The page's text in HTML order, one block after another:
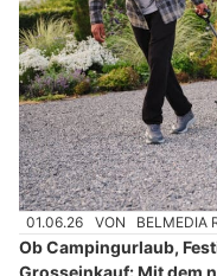
01.06.26 VON BELMEDIA
Ob Campingurlaub,
Grosseinkauf: Mit dem